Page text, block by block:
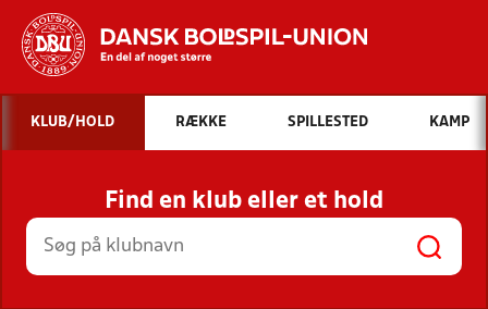
Hvad vil du søge efter?
INDHOLD OG NYHEDER
STILLINGER, RESULTATER, KLUBBER OG
HOLD
KLUB/HOLD RÆKKE SPILLESTED KAMP
Find en klub eller et hold